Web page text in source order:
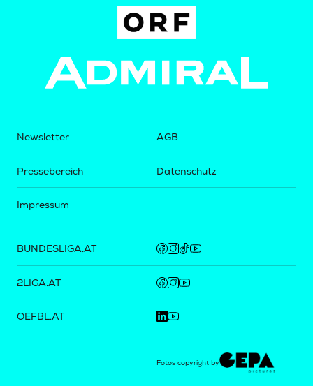
Newsletter
Pressebereich
Impressum
AGB
Datenschutz
BUNDESLIGA.AT
2LIGA.AT
OEFBL.AT
Fotos copyright by